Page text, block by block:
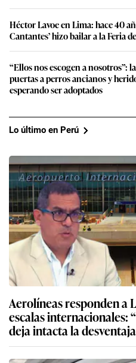
Héctor Lavoe en Lima: hace 40
Cantantes’ hizo bailar a la Feria
“Ellos nos escogen a nosotros”:
puertas a perros ancianos y
esperando ser adoptados
Lo último en Perú
Aerolíneas responden a
escalas internacionales:
deja intacta la